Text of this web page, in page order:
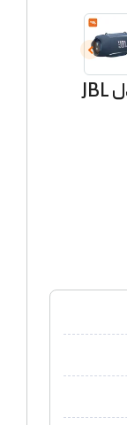
اسپیکر قابل حمل جی بی ال مدل JBL